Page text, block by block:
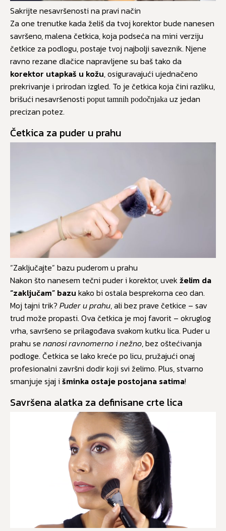
Sakrijte nesavršenosti na pravi način
Za one trenutke kada želiš da tvoj korektor bude nanesen
savršeno, malena četkica, koja podseća na mini verziju
četkice za podlogu, postaje tvoj najbolji saveznik. Njene
ravno rezane dlačice napravljene su baš tako da
korektor utapkaš u kožu, osiguravajući ujednačeno
prekrivanje i prirodan izgled. To je četkica koja čini razliku,
brišući nesavršenosti poput tamnih podočnjaka uz jedan
precizan potez.
Četkica za puder u prahu
“Zaključajte” bazu puderom u prahu
Nakon što nanesem tečni puder i korektor, uvek želim da
“zaključam” bazu kako bi ostala besprekorna ceo dan.
Moj tajni trik? Puder u prahu, ali bez prave četkice – sav
trud može propasti. Ova četkica je moj favorit – okruglog
vrha, savršeno se prilagođava svakom kutku lica. Puder u
prahu se nanosi ravnomerno i nežno, bez oštećivanja
podloge. Četkica se lako kreće po licu, pružajući onaj
profesionalni završni dodir koji svi želimo. Plus, stvarno
smanjuje sjaj i šminka ostaje postojana satima!
Savršena alatka za definisane crte lica